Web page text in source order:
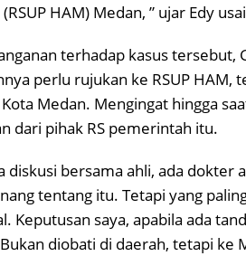
HAM) Medan, ” ujar Edy
terhadap kasus tersebut,
perlu rujukan ke RSUP
Medan. Mengingat hingga
dari pihak RS pemerintah itu.
diskusi bersama ahli, ada dokter
tentang itu. Tetapi yang
Keputusan saya, apabila ada
diobati di daerah, tetapi ke